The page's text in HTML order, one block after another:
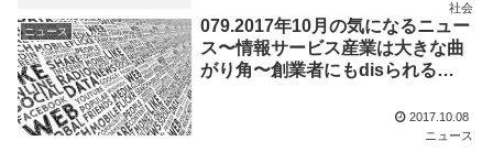
社会
ニュース
079.2017年10月の気になるニュー
ス〜情報サービス産業は大きな曲
がり角〜創業者にもdisられる
2017.10.08
ニュース